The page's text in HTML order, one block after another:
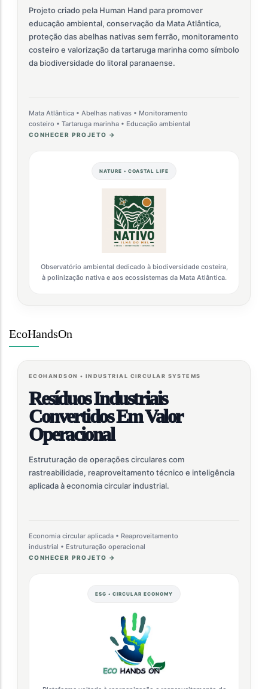
Projeto criado pela Human Hand para promover
educação ambiental, conservação da Mata Atlântica,
proteção das abelhas nativas sem ferrão, monitoramento
costeiro e valorização da tartaruga marinha como símbolo
da biodiversidade do litoral paranaense.
Mata Atlântica • Abelhas nativas • Monitoramento
costeiro • Tartaruga marinha • Educação ambiental
CONHECER PROJETO →
NATURE • COASTAL LIFE
Observatório ambiental dedicado à biodiversidade costeira,
à polinização nativa e aos ecossistemas da Mata Atlântica.
EcoHandsOn
ECOHANDSON • INDUSTRIAL CIRCULAR SYSTEMS
Resíduos Industriais
Convertidos Em Valor
Operacional
Estruturação de operações circulares com
rastreabilidade, reaproveitamento técnico e inteligência
aplicada à economia circular industrial.
Economia circular aplicada • Reaproveitamento
industrial • Estruturação operacional
CONHECER PROJETO →
ESG • CIRCULAR ECONOMY